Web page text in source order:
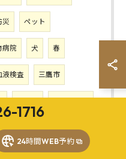
災 ペット
病院 犬 春
液検査 三鷹市
三鷹 動物病院
1716
24時間WEB予約